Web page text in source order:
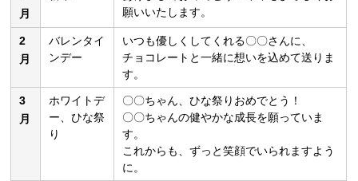
月
願いいたします。
2
月
バレンタイ
ンデー
いつも優しくしてくれる〇〇さんに、
チョコレートと一緒に想いを込めて送りま
す。
3
月
ホワイトデ
ー、ひな祭
り
〇〇ちゃん、ひな祭りおめでとう！
〇〇ちゃんの健やかな成長を願っていま
す。
これからも、ずっと笑顔でいられますよう
に。